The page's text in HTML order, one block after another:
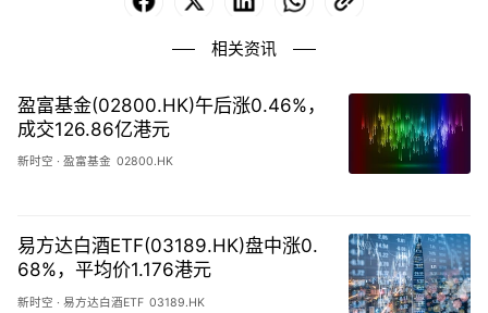
相关资讯
盈富基金(02800.HK)午后涨0.46%，
成交126.86亿港元
新时空 ·盈富基金 02800.HK
易方达白酒ETF(03189.HK)盘中涨0.
68%，平均价1.176港元
新时空 ·易方达白酒ETF 03189.HK